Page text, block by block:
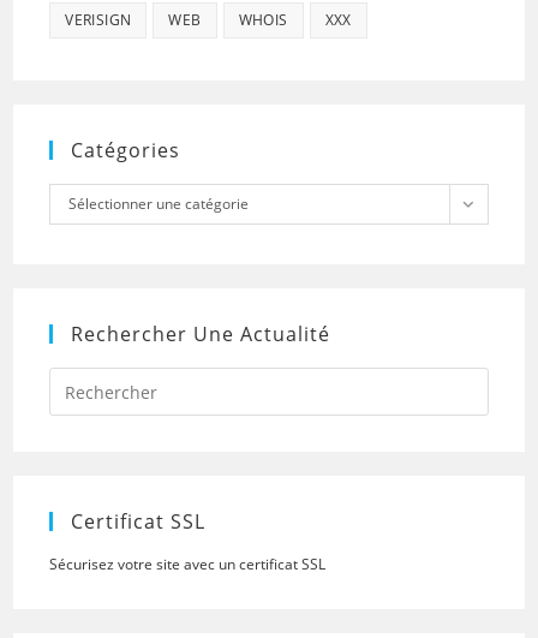
VERISIGN WEB WHOIS XXX
Catégories
Catégories
Sélectionner une catégorie
Rechercher Une Actualité
Press
to
Certificat SSL
Sécurisez votre site avec un certificat SSL